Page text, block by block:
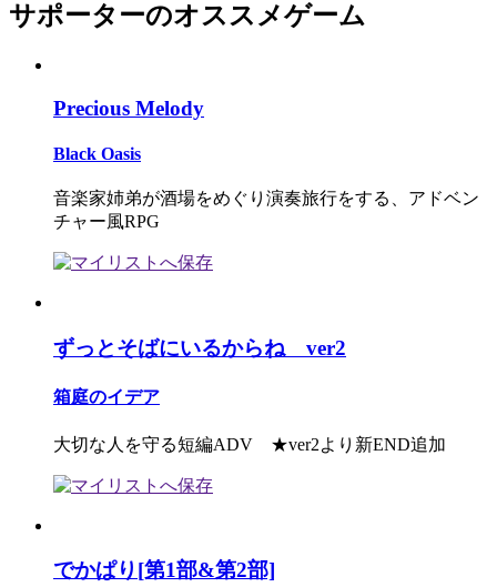
サポーターのオススメゲーム
Precious Melody
Black Oasis
音楽家姉弟が酒場をめぐり演奏旅行をする、アドベン
チャー風RPG
ずっとそばにいるからね ver2
箱庭のイデア
大切な人を守る短編ADV ★ver2より新END追加
でかぱり[第1部&第2部]